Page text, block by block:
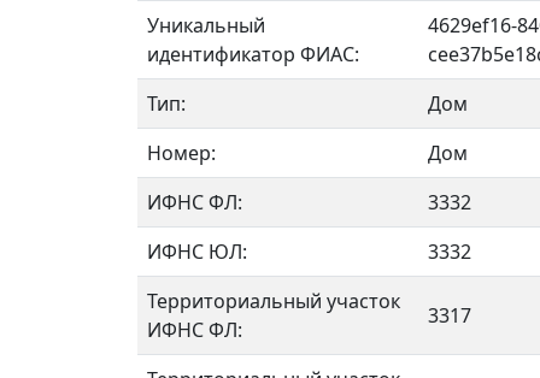
Уникальный
идентификатор ФИАС:
4629ef16-
Тип:
Дом
Номер:
Дом
ИФНС ФЛ:
3332
ИФНС ЮЛ:
3332
Территориальный участок
ИФНС ФЛ:
3317